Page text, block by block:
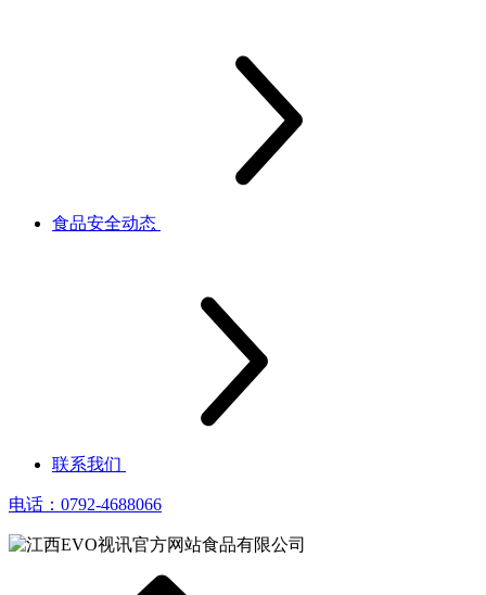
食品安全动态
联系我们
电话：0792-4688066